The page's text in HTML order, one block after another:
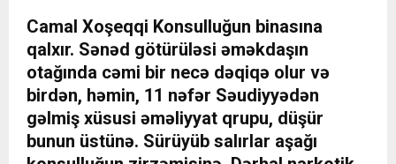
Camal Xoşeqqi Konsulluğun binasına
qalxır. Sənəd götürüləsi əməkdaşın
otağında cəmi bir necə dəqiqə olur və
birdən, həmin, 11 nəfər Səudiyyədən
gəlmiş xüsusi əməliyyat qrupu, düşür
bunun üstünə. Sürüyüb salırlar aşağı